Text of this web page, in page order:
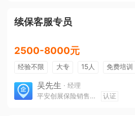
续保客服专员
2500-8000元
经验不限 大专 15人 免费培训
加班费
朝九晚五
吴先生 · 经理
平安创展保险销售服务有限公司遵义分公司
认证